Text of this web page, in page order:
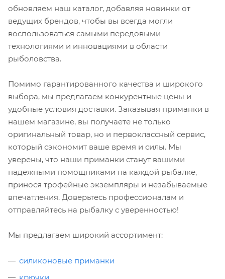
обновляем наш каталог, добавляя новинки от
ведущих брендов, чтобы вы всегда могли
воспользоваться самыми передовыми
технологиями и инновациями в области
рыболовства.
Помимо гарантированного качества и широкого
выбора, мы предлагаем конкурентные цены и
удобные условия доставки. Заказывая приманки в
нашем магазине, вы получаете не только
оригинальный товар, но и первоклассный сервис,
который сэкономит ваше время и силы. Мы
уверены, что наши приманки станут вашими
надежными помощниками на каждой рыбалке,
принося трофейные экземпляры и незабываемые
впечатления. Доверьтесь профессионалам и
отправляйтесь на рыбалку с уверенностью!
Мы предлагаем широкий ассортимент:
силиконовые приманки